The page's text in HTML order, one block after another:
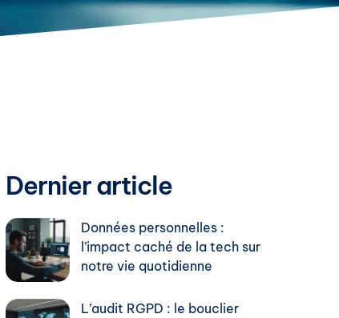
Dernier article
Données personnelles :
l’impact caché de la tech sur
notre vie quotidienne
L’audit RGPD : le bouclier